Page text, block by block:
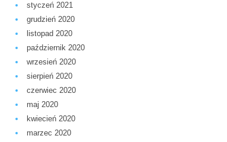
styczeń 2021
grudzień 2020
listopad 2020
październik 2020
wrzesień 2020
sierpień 2020
czerwiec 2020
maj 2020
kwiecień 2020
marzec 2020